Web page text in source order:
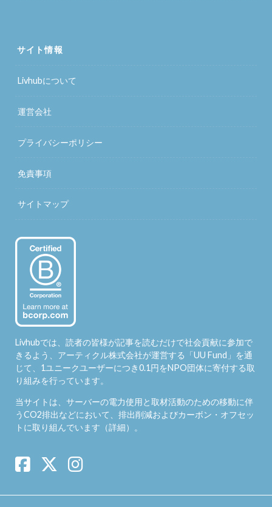
サイト情報
Livhubについて
運営会社
プライバシーポリシー
免責事項
サイトマップ
Livhubでは、読者の皆様が記事を読むだけで社会貢献に参加で
きるよう、アーティクル株式会社が運営する「UU Fund 」を通
じて、1ユニークユーザーにつき0.1円をNPO団体に寄付する取
り組みを行っています。
当サイトは、サーバーの電力使用と取材活動のための移動に伴
うCO2排出などにおいて、排出削減およびカーボン・オフセッ
トに取り組んでいます（詳細）。